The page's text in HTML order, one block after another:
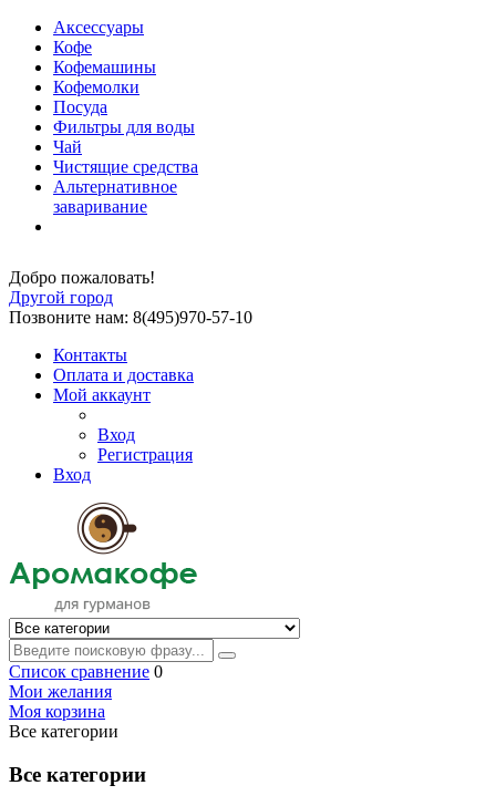
Аксессуары
Кофе
Кофемашины
Кофемолки
Посуда
Фильтры для воды
Чай
Чистящие средства
Альтернативное
заваривание
Добро пожаловать!
Другой город
Позвоните нам: 8(495)970-57-10
Контакты
Оплата и доставка
Мой аккаунт
Вход
Регистрация
Вход
Список сравнение 0
Мои желания
Моя корзина
Все категории
Все категории